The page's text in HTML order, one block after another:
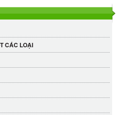
CÁC LOẠI